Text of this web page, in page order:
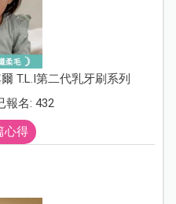
T.L.I第二代乳牙刷系列
報名: 432
心得